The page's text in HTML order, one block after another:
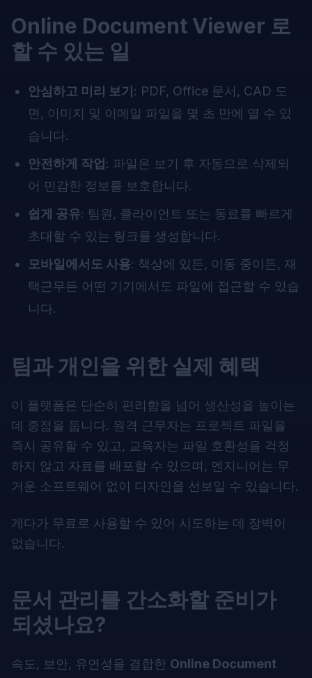
Online Document Viewer 로
할 수 있는 일
안심하고 미리 보기 : PDF, Office 문서, CAD 도
면, 이미지 및 이메일 파일을 몇 초 만에 열 수 있
습니다.
안전하게 작업 : 파일은 보기 후 자동으로 삭제되
어 민감한 정보를 보호합니다.
쉽게 공유: 팀원, 클라이언트 또는 동료를 빠르게
초대할 수 있는 링크를 생성합니다.
모바일에서도 사용: 책상에 있든, 이동 중이든, 재
택근무든 어떤 기기에서도 파일에 접근할 수 있습
니다.
팀과 개인을 위한 실제 혜택
이 플랫폼은 단순히 편리함을 넘어 생산성을 높이는
데 중점을 둡니다. 원격 근무자는 프로젝트 파일을
즉시 공유할 수 있고, 교육자는 파일 호환성을 걱정
하지 않고 자료를 배포할 수 있으며, 엔지니어는 무
거운 소프트웨어 없이 디자인을 선보일 수 있습니다.
게다가 무료로 사용할 수 있어 시도하는 데 장벽이
없습니다.
문서 관리를 간소화할 준비가
되셨나요?
속도, 보안, 유연성을 결합한 Online Document